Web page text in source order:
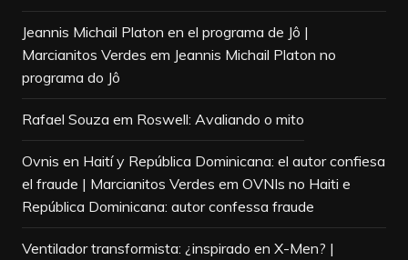
Jeannis Michail Platon en el programa de Jô |
Marcianitos Verdes em Jeannis Michail Platon no
programa do Jô
Rafael Souza em Roswell: Avaliando o mito
Ovnis en Haití y República Dominicana: el autor confiesa
el fraude | Marcianitos Verdes em OVNIs no Haiti e
República Dominicana: autor confessa fraude
Ventilador transformista: ¿inspirado en X-Men? |